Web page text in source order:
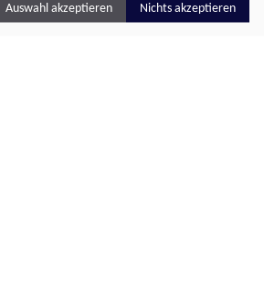
Auswahl akzeptieren Nichts akzeptieren